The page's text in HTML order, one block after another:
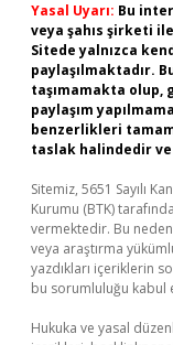
Yasal Uyarı: Bu
veya şahıs şirketi
Sitede yalnızca
paylaşılmaktadır.
taşımamakta olup,
paylaşım
benzerlikleri
taslak halindedir
Sitemiz, 5651 Sayılı
Kurumu (BTK)
vermektedir. Bu
veya araştırma
yazdıkları içeriklerin
bu sorumluluğu kabul
Hukuka ve yasal